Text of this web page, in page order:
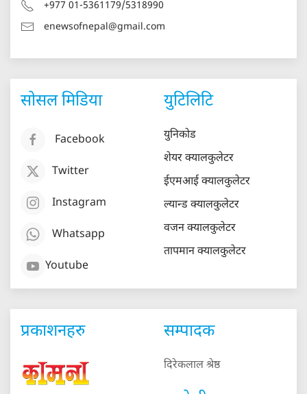
+977 01-5361179/5318990
enewsofnepal@gmail.com
सोसल मिडिया
Facebook
Twitter
Instagram
Whatsapp
Youtube
युटिलिटि
युनिकोड
शेयर क्यालकुलेटर
ईएमआई क्यालकुलेटर
ल्यान्ड क्यालकुलेटर
वजन क्यालकुलेटर
तापमान क्यालकुलेटर
प्रकाशनहरु सम्पादक
दिरेकलाल श्रेष्ठ